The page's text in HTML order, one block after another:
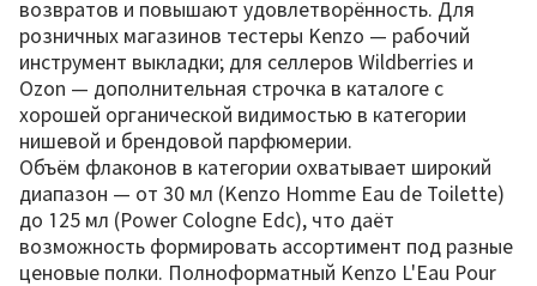
возвратов и повышают удовлетворённость. Для
розничных магазинов тестеры Kenzo — рабочий
инструмент выкладки; для селлеров Wildberries и
Ozon — дополнительная строчка в каталоге с
хорошей органической видимостью в категории
нишевой и брендовой парфюмерии.
Объём флаконов в категории охватывает широкий
диапазон — от 30 мл (Kenzo Homme Eau de Toilette)
до 125 мл (Power Cologne Edc), что даёт
возможность формировать ассортимент под разные
ценовые полки. Полноформатный Kenzo L'Eau Pour